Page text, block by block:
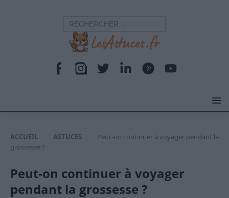
ACCUEIL ASTUCES
Peut-on continuer à voyager pendant la
grossesse ?
Peut-on continuer à voyager
pendant la grossesse ?